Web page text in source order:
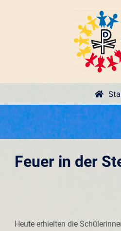
Feuer in der
Heute erhielten die